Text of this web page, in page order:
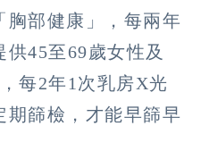
胸部健康」，每兩年
45至69歲女性及
每2年1次乳房X光
期篩檢，才能早篩早